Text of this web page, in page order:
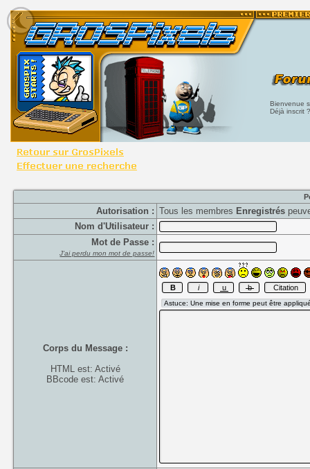
Bienvenue
Déjà inscrit
Autorisation : Tous les membres Enregistrés
Nom d'Utilisateur :
Mot de Passe :
J'ai perdu mon mot de passe!
Corps du Message :
HTML est: Activé
BBcode est: Activé